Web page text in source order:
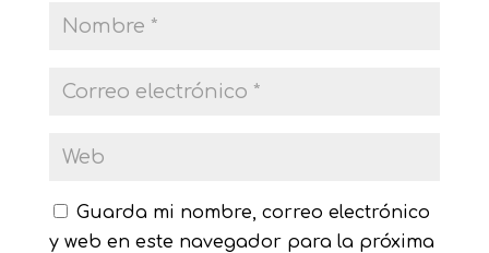
Guarda mi nombre, correo electrónico
y web en este navegador para la próxima